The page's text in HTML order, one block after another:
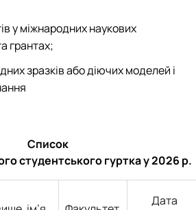
у міжнародних наукових
грантах;
зразків або діючих моделей і
Список
студентського гуртка у 2026 р.
Дата